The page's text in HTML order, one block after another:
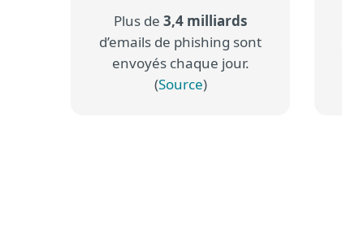
Plus de 3,4 milliards
d’emails de phishing sont
envoyés chaque jour.
(Source)